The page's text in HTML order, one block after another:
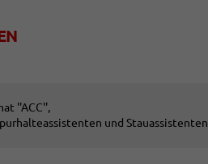
''ACC'',
und Stauassistenten